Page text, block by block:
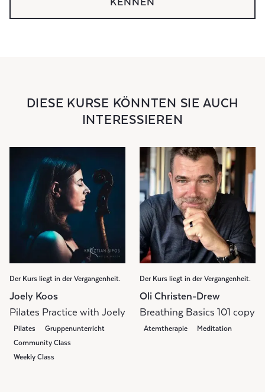
DIESE KURSE KÖNNTEN SIE AUCH
INTERESSIEREN
Der Kurs liegt in der Vergangenheit.
Joely Koos
Pilates Practice with Joely
Pilates
Gruppenunterricht
Community Class
Weekly Class
Der Kurs liegt in der Vergangenheit.
Oli Christen-Drew
Breathing Basics 101 copy
Atemtherapie Meditation